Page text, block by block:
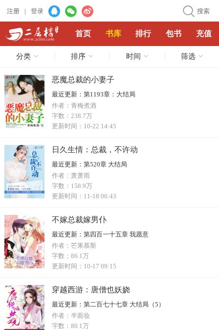
注册 | 登录 搜索
首页 书库 排行 包书 充值
分类 排序 时间 筛选
恶魔总裁的小妻子
最近更新： 第1193章：大结局
作者： 青梅煮酒
字数： 238.7万
更新时间： 10-22 14:45
日久生情：总裁，不许动
最近更新：
第520章 大结局
作者： 萧萧雨
字数： 158.9万
更新时间： 11-18 06:43
不嫁总裁嫁男仆
最近更新： 第四百一十五章 我愿意
作者： 芒果慕斯
字数： 86.1万
更新时间： 10-17 09:15
穿越西游：唐僧也妖娆
最近更新： 第二百七十七章 大结局（5）
作者： 半面妆
字数： 80.1万